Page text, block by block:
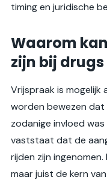
timing en juridische
Waarom
zijn bij
Vrijspraak is
worden bewezen
zodanige invloed
vaststaat dat de
rijden zijn
maar juist de kern